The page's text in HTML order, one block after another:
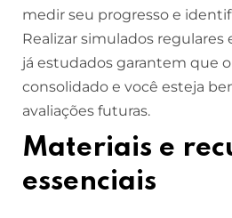
medir seu progresso e
Realizar simulados regulares
já estudados garantem que
consolidado e você esteja
avaliações futuras.
Materiais e
essenciais